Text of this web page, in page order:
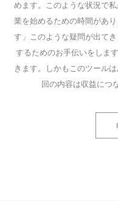
めます。このような状況で
業を始めるための時間があ
す」このような疑問が出て
するためのお手伝いをしま
きます。しかもこのツール
回の内容は収益につ